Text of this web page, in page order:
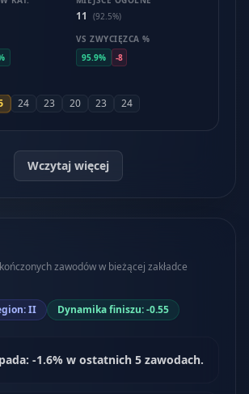
11
(92.5%)
VS ZWYCIĘZCA %
95.9%
-8
24 23 20 23 24
Wczytaj więcej
zawodów w bieżącej zakładce
II Dynamika finiszu: -0.55
-1.6% w ostatnich 5 zawodach.